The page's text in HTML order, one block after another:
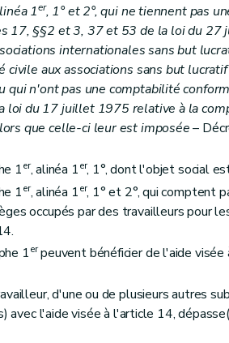
1er, 1° et 2°, qui ne tiennent pas
17, §§2 et 3, 37 et 53 de la loi du 27
internationales sans but
civile aux associations sans but
n'ont pas une comptabilité
loi du 17 juillet 1975 relative à la
que celle-ci leur est imposée–
1er, alinéa 1er, 1°, dont l'objet social
1er, alinéa 1er, 1° et 2°, qui comptent
occupés par des travailleurs pour
1erpeuvent bénéficier de l'aide
d'une ou de plusieurs autres
avec l'aide visée à l'article 14,